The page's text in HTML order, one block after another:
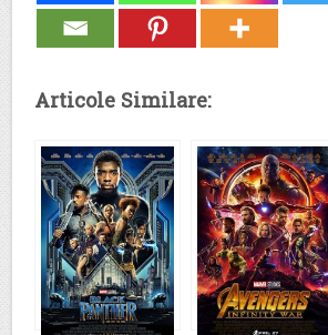
Articole Similare: